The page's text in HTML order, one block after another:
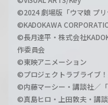
©2024 劇場版「ウマ娘 プ
©KADOKAWA
©長月達平・株式会社
作委員会
©東映アニメーション
©プロジェクトラブライブ
©内藤マーシー・講談社／
©真島ヒロ・上田敦夫・講